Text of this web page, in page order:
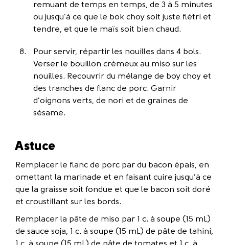
remuant de temps en temps, de 3 à 5 minutes
ou jusqu’à ce que le bok choy soit juste flétri et
tendre, et que le maïs soit bien chaud.
Pour servir, répartir les nouilles dans 4 bols.
Verser le bouillon crémeux au miso sur les
nouilles. Recouvrir du mélange de boy choy et
des tranches de flanc de porc. Garnir
d’oignons verts, de nori et de graines de
sésame.
Astuce
Remplacer le flanc de porc par du bacon épais, en
omettant la marinade et en faisant cuire jusqu’à ce
que la graisse soit fondue et que le bacon soit doré
et croustillant sur les bords.
Remplacer la pâte de miso par 1 c. à soupe (15 mL)
de sauce soja, 1 c. à soupe (15 mL) de pâte de tahini,